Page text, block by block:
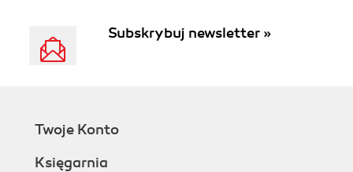
Subskrybuj newsletter »
Twoje Konto
Księgarnia